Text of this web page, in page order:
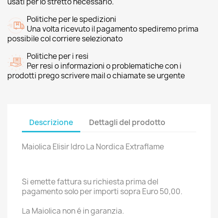
Politiche per le spedizioni
Una volta ricevuto il pagamento spediremo prima
possibile col corriere selezionato
Politiche per i resi
Per resi o informazioni o problematiche con i
prodotti prego scrivere mail o chiamate se urgente
Descrizione Dettagli del prodotto
Maiolica Elisir Idro La Nordica Extraflame
Si emette fattura su richiesta prima del
pagamento solo per importi sopra Euro 50,00.
La Maiolica non é in garanzia.